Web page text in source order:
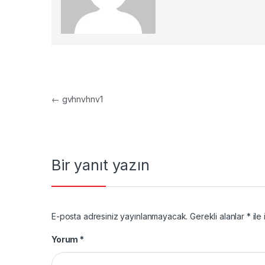
Yazı gezinmesi
← gvhnvhnv1
Bir yanıt yazın
E-posta adresiniz yayınlanmayacak. Gerekli alanlar * ile
Yorum *